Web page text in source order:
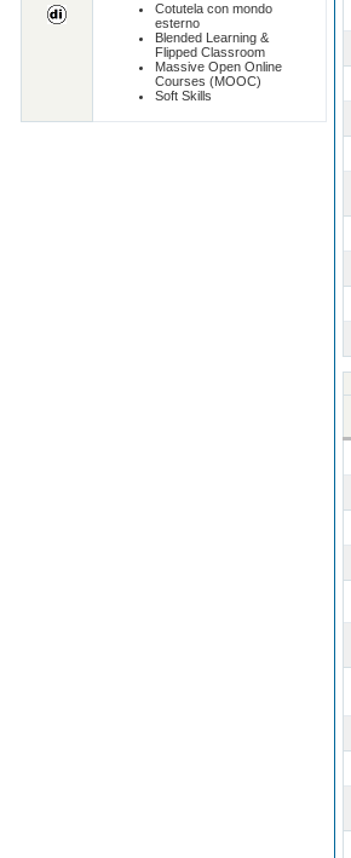
Cotutela con mondo
esterno
Blended Learning &
Flipped Classroom
Massive Open Online
Courses (MOOC)
Soft Skills